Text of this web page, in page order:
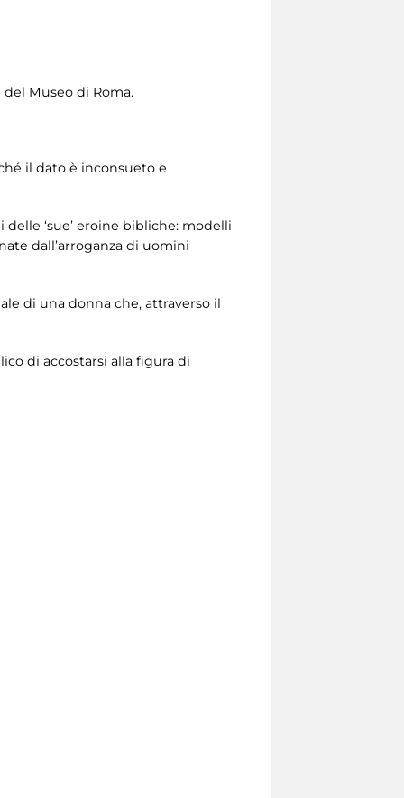
Museo di Roma.
il dato è inconsueto e
‘sue’ eroine bibliche: modelli
dall’arroganza di uomini
di una donna che, attraverso il
di accostarsi alla figura di